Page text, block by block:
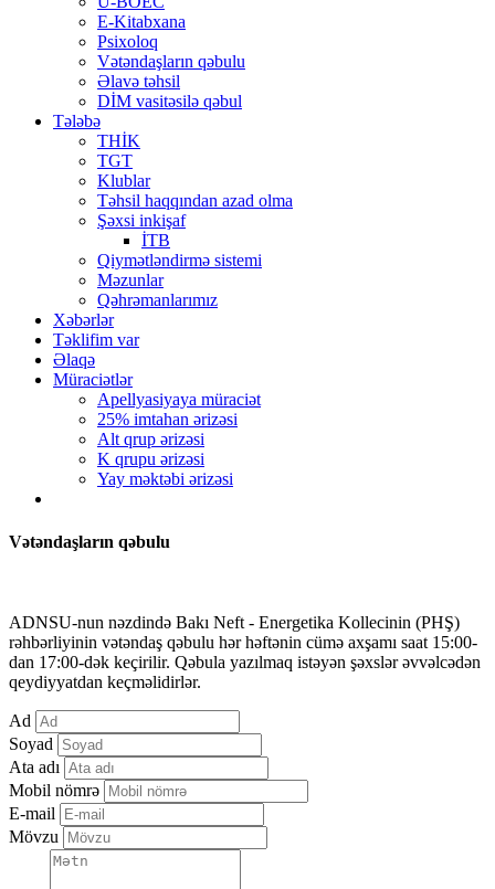
E-Kitabxana
Psixoloq
Vətəndaşların qəbulu
Əlavə təhsil
DİM vasitəsilə qəbul
Tələbə
THİK
TGT
Klublar
Təhsil haqqından azad olma
Şəxsi inkişaf
İTB
Qiymətləndirmə sistemi
Məzunlar
Qəhrəmanlarımız
Xəbərlər
Təklifim var
Əlaqə
Müraciətlər
Apellyasiyaya müraciət
25% imtahan ərizəsi
Alt qrup ərizəsi
K qrupu ərizəsi
Yay məktəbi ərizəsi
Vətəndaşların qəbulu
ADNSU-nun nəzdində Bakı Neft - Energetika Kollecinin (PHŞ)
rəhbərliyinin vətəndaş qəbulu hər həftənin cümə axşamı saat 15:00-
dan 17:00-dək keçirilir. Qəbula yazılmaq istəyən şəxslər əvvəlcədən
qeydiyyatdan keçməlidirlər.
Ad
Soyad
Ata adı
Mobil nömrə
E-mail
Mövzu